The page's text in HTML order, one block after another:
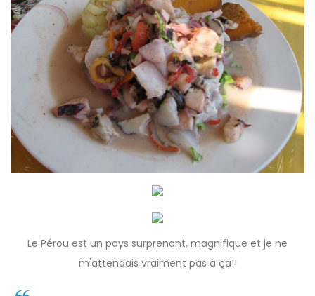
Le Pérou est un pays surprenant, magnifique et je ne
m'attendais vraiment pas à ça!!